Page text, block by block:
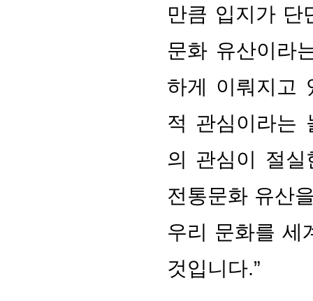
만큼 입지가 단
문화 유산이라
하게 이뤄지고
적 관심이라는
의 관심이 절실
전통문화 유산
우리 문화를 세
것입니다.”